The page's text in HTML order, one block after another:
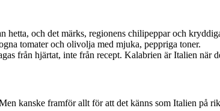
hetta, och det märks, regionens chilipeppar och
tomater och olivolja med mjuka, peppriga toner.
från hjärtat, inte från recept. Kalabrien är Italien när
kanske framför allt för att det känns som Italien på